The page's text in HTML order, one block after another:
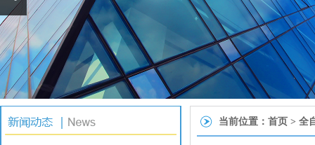
当前位置： 首页 > 全